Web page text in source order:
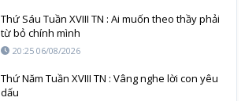
Thứ Sáu Tuần XVIII TN : Ai muốn theo thầy phải
từ bỏ chính mình
20:25 06/08/2026
Thứ Năm Tuần XVIII TN : Vâng nghe lời con yêu
dấu